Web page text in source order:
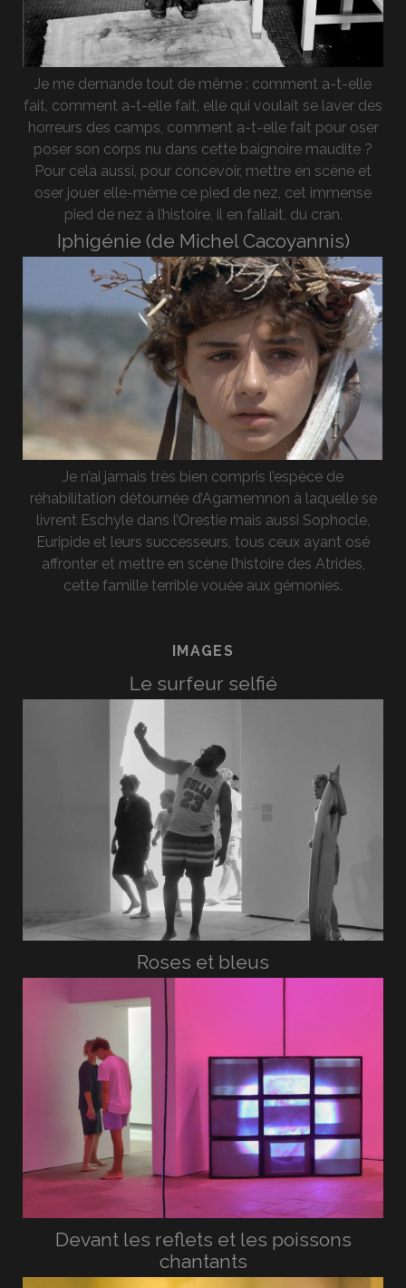
Je me demande tout de même : comment a-t-elle
fait, comment a-t-elle fait, elle qui voulait se laver des
horreurs des camps, comment a-t-elle fait pour oser
poser son corps nu dans cette baignoire maudite ?
Pour cela aussi, pour concevoir, mettre en scène et
oser jouer elle-même ce pied de nez, cet immense
pied de nez à l’histoire, il en fallait, du cran.
Iphigénie (de Michel Cacoyannis)
Je n’ai jamais très bien compris l’espèce de
réhabilitation détournée d’Agamemnon à laquelle se
livrent Eschyle dans l’Orestie mais aussi Sophocle,
Euripide et leurs successeurs, tous ceux ayant osé
affronter et mettre en scène l’histoire des Atrides,
cette famille terrible vouée aux gémonies.
IMAGES
Le surfeur selfié
Roses et bleus
Devant les reflets et les poissons
chantants